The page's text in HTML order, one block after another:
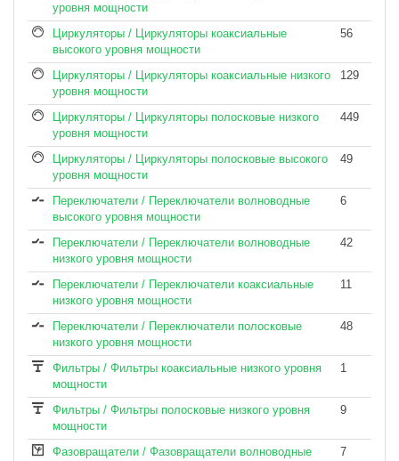
уровня мощности
Циркуляторы / Циркуляторы коаксиальные
высокого уровня мощности
56
Циркуляторы / Циркуляторы коаксиальные низкого
уровня мощности
129
Циркуляторы / Циркуляторы полосковые низкого
уровня мощности
449
Циркуляторы / Циркуляторы полосковые высокого
уровня мощности
49
Переключатели / Переключатели волноводные
высокого уровня мощности
6
Переключатели / Переключатели волноводные
низкого уровня мощности
42
Переключатели / Переключатели коаксиальные
низкого уровня мощности
11
Переключатели / Переключатели полосковые
низкого уровня мощности
48
Фильтры / Фильтры коаксиальные низкого уровня
мощности
1
Фильтры / Фильтры полосковые низкого уровня
мощности
9
Фазовращатели / Фазовращатели волноводные
7